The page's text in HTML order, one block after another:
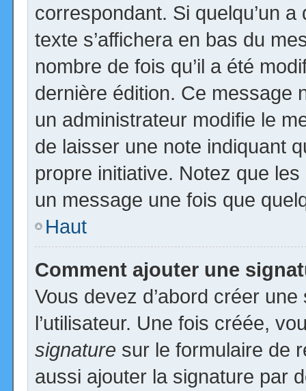
correspondant. Si quelqu’un
texte s’affichera en bas du
nombre de fois qu’il a été
dernière édition. Ce message
un administrateur modifie le
de laisser une note indiquant
propre initiative. Notez que
un message une fois que
Haut
Comment ajouter une
Vous devez d’abord créer
l’utilisateur. Une fois créée,
signature sur le formulaire de
aussi ajouter la signature par